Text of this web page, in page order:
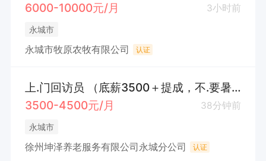
6000-10000元/月
3小时前
永城市
永城市牧原农牧有限公司 认证
上.门回访员 （底薪3500＋提成，不.要暑.假工）
3500-4500元/月
38分钟前
永城市
徐州坤泽养老服务有限公司永城分公司 认证